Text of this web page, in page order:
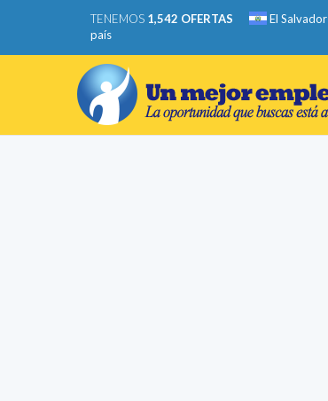
TENEMOS 1,542 OFERTAS El Salvador
país